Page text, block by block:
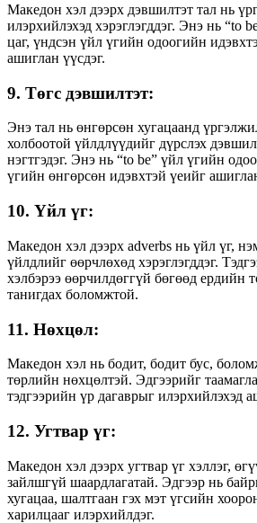
Македон хэл дээрх дэвшилтэт тал нь
илэрхийлэхэд хэрэглэгддэг. Энэ нь “to
цаг, үндсэн үйл үгийн одоогийн
ашиглан үүсдэг.
9. Төгс дэвшилтэт:
Энэ тал нь өнгөрсөн хугацаанд
холбоотой үйлдлүүдийг дүрслэх
нэгтгэдэг. Энэ нь “to be” үйл үгийн
үгийн өнгөрсөн идэвхтэй үеийг
10. Үйл үг:
Македон хэл дээрх adverbs нь үйл үг,
үйлдлийг өөрчлөхөд хэрэглэгддэг.
хэлбэрээ өөрчилдөггүй бөгөөд ердийн
танигдах боломжтой.
11. Нөхцөл:
Македон хэл нь бодит, бодит бус,
төрлийн нөхцөлтэй. Эдгээрийг
тэдгээрийн үр дагаврыг илэрхийлэхэд
12. Угтвар үг:
Македон хэл дээрх угтвар үг хэллэг,
зайлшгүй шаардлагатай. Эдгээр нь
хугацаа, шалтгаан гэх мэт үгсийн
харилцааг илэрхийлдэг.